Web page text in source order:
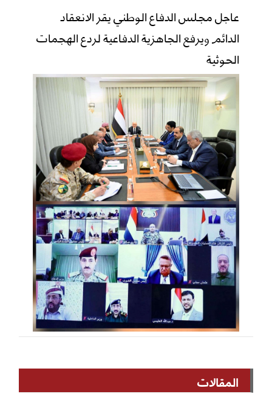
عاجل مجلس الدفاع الوطني يقر الانعقاد
الدائم ويرفع الجاهزية الدفاعية لردع الهجمات
الحوثية
المقالات